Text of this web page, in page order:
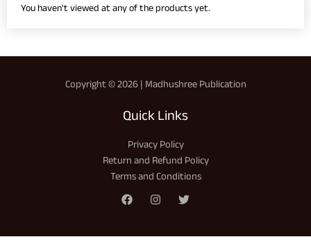
You haven't viewed at any of the products yet.
Copyright © 2026 | Madhushree Publication
Quick Links
Privacy Policy
Return and Refund Policy
Terms and Conditions